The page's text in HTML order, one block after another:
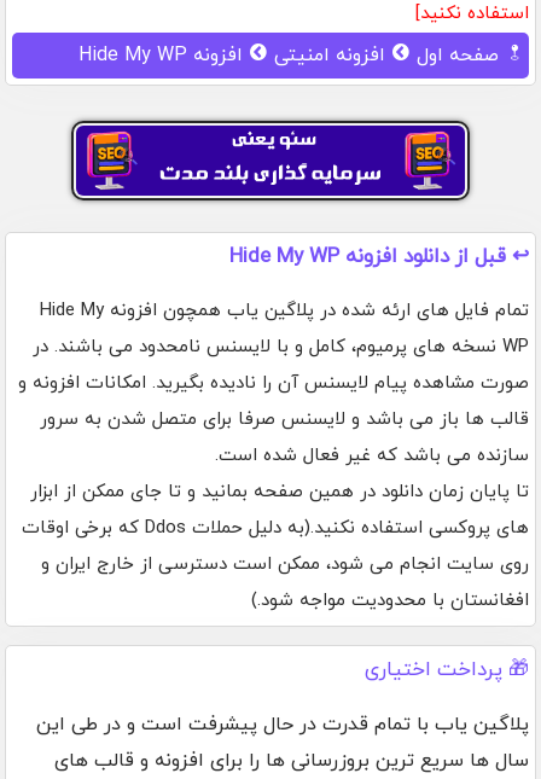
استفاده نکنید]
صفحه اول افزونه امنیتی افزونه Hide My WP
↩️ قبل از دانلود افزونه Hide My WP
تمام فایل های ارئه شده در پلاگین یاب همچون افزونه Hide My
WP نسخه های پرمیوم، کامل و با لایسنس نامحدود می باشند. در
صورت مشاهده پیام لایسنس آن را نادیده بگیرید. امکانات افزونه و
قالب ها باز می باشد و لایسنس صرفا برای متصل شدن به سرور
سازنده می باشد که غیر فعال شده است.
تا پایان زمان دانلود در همین صفحه بمانید و تا جای ممکن از ابزار
های پروکسی استفاده نکنید.(به دلیل حملات Ddos که برخی اوقات
روی سایت انجام می شود، ممکن است دسترسی از خارج ایران و
افغانستان با محدودیت مواجه شود.)
🎁 پرداخت اختیاری
پلاگین یاب با تمام قدرت در حال پیشرفت است و در طی این
سال ها سریع ترین بروزرسانی ها را برای افزونه و قالب های